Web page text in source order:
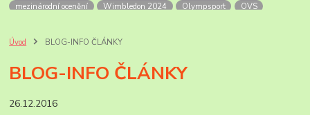
mezinárodní ocenění
Wimbledon 2024 Olympsport
OVS
non-stop let Mexiko-NY
Soutěžní exponát
výročí pošt
Bill Picket USA zajímavosti
Georg VI
Úvod BLOG-INFO ČLÁNKY
BLOG-INFO ČLÁNKY
26.12.2016